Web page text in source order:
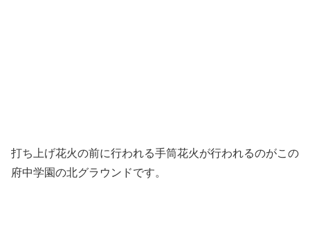
打ち上げ花火の前に行われる手筒花火が行われるのがこの
府中学園の北グラウンドです。